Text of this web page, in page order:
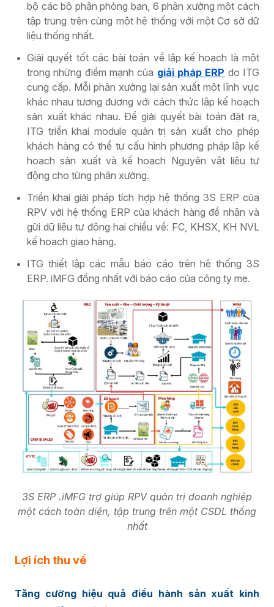
bộ các bộ phận phòng ban, 6 phân xưởng một cách
tập trung trên cùng một hệ thống với một Cơ sở dữ
liệu thống nhất.
Giải quyết tốt các bài toán về lập kế hoạch là một
trong những điểm mạnh của giải pháp ERP do ITG
cung cấp. Mỗi phân xưởng lại sản xuất một lĩnh vực
khác nhau tương đương với cách thức lập kế hoạch
sản xuất khác nhau. Để giải quyết bài toán đặt ra,
ITG triển khai module quản trị sản xuất cho phép
khách hàng có thể tự cấu hình phương pháp lập kế
hoạch sản xuất và kế hoạch Nguyên vật liệu tự
động cho từng phân xưởng.
Triển khai giải pháp tích hợp hệ thống 3S ERP của
RPV với hệ thống ERP của khách hàng để nhận và
gửi dữ liệu tự động hai chiều về: FC, KHSX, KH NVL
kế hoạch giao hàng.
ITG thiết lập các mẫu báo cáo trên hệ thống 3S
ERP. iMFG đồng nhất với báo cáo của công ty mẹ.
3S ERP .iMFG trợ giúp RPV quản trị doanh nghiệp
một cách toàn diện, tập trung trên một CSDL thống
nhất
Lợi ích thu về
Tăng cường hiệu quả điều hành sản xuất kinh